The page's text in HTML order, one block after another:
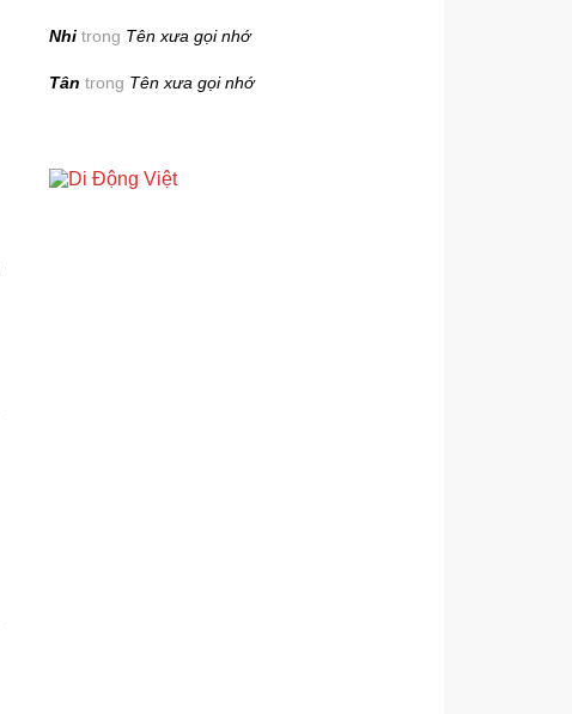
Nhi trong Tên xưa gọi nhớ
Tân trong Tên xưa gọi nhớ